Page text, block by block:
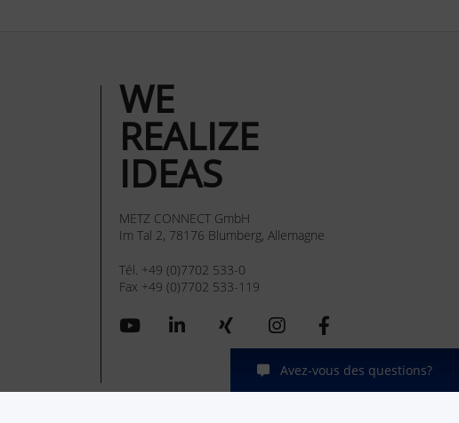
WE
REALIZE
IDEAS
METZ CONNECT GmbH
Im Tal 2, 78176 Blumberg, Allemagne
Tél. +49 (0)7702 533-0
Fax +49 (0)7702 533-119
Avez-vous des questions?